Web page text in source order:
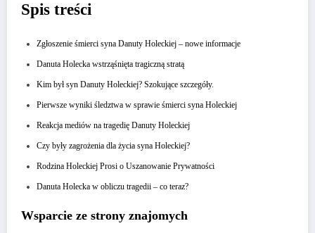
Spis treści
Zgłoszenie śmierci syna Danuty Holeckiej – nowe informacje
Danuta Holecka wstrząśnięta tragiczną stratą
Kim był syn Danuty Holeckiej? Szokujące szczegóły.
Pierwsze wyniki śledztwa w sprawie śmierci syna Holeckiej
Reakcja mediów na tragedię Danuty Holeckiej
Czy były zagrożenia dla życia syna Holeckiej?
Rodzina Holeckiej Prosi o Uszanowanie Prywatności
Danuta Holecka w obliczu tragedii – co teraz?
Wsparcie ze strony znajomych